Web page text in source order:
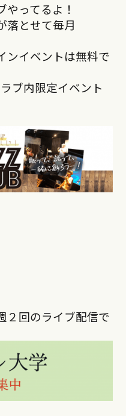
ってるよ！
落とせて毎月
ンイベントは無料で
ブ内限定イベント
２回のライブ配信で